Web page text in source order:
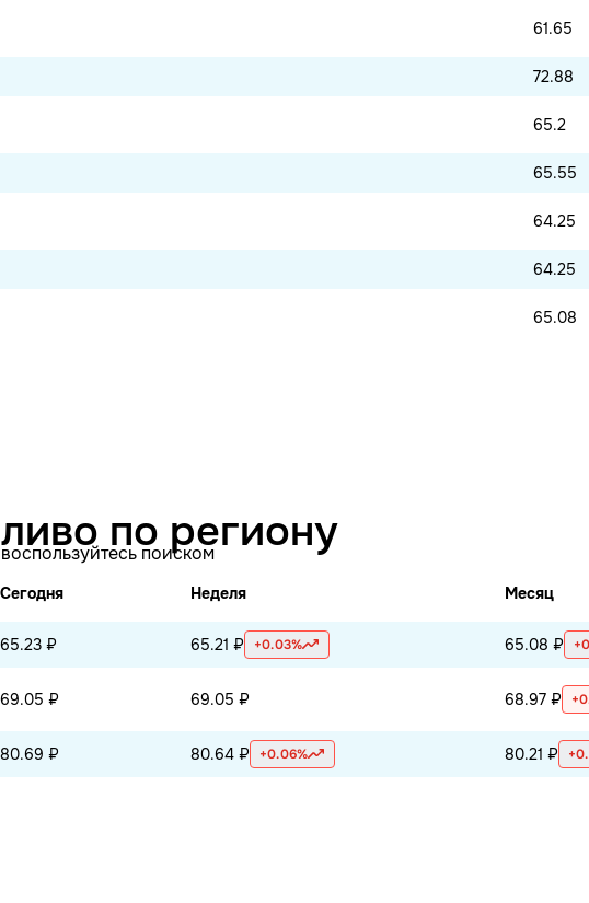
61.65
72.88
65.2
65.55
64.25
64.25
65.08
по региону
поиском
Сегодня Неделя Месяц
65.23 ₽ 65.21 ₽ +0.03% 65.08 ₽
69.05 ₽ 69.05 ₽ 68.97 ₽
80.69 ₽ 80.64 ₽ +0.06% 80.21 ₽